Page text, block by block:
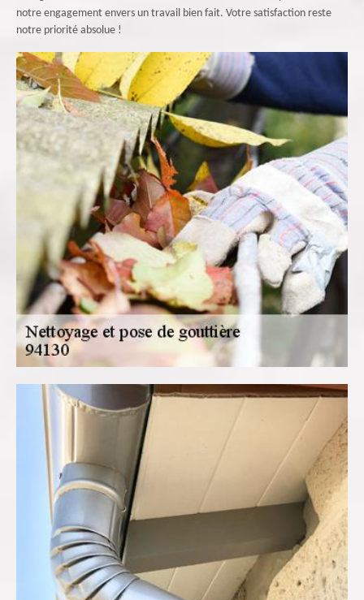
notre engagement envers un travail bien fait. Votre satisfaction reste
notre priorité absolue !